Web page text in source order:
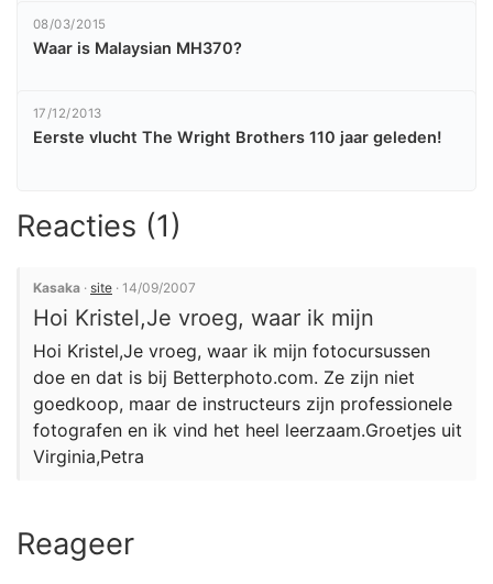
08/03/2015
Waar is Malaysian MH370?
17/12/2013
Eerste vlucht The Wright Brothers 110 jaar geleden!
Reacties (1)
Kasaka · site · 14/09/2007
Hoi Kristel,Je vroeg, waar ik mijn
Hoi Kristel,Je vroeg, waar ik mijn fotocursussen
doe en dat is bij Betterphoto.com. Ze zijn niet
goedkoop, maar de instructeurs zijn professionele
fotografen en ik vind het heel leerzaam.Groetjes uit
Virginia,Petra
Reageer